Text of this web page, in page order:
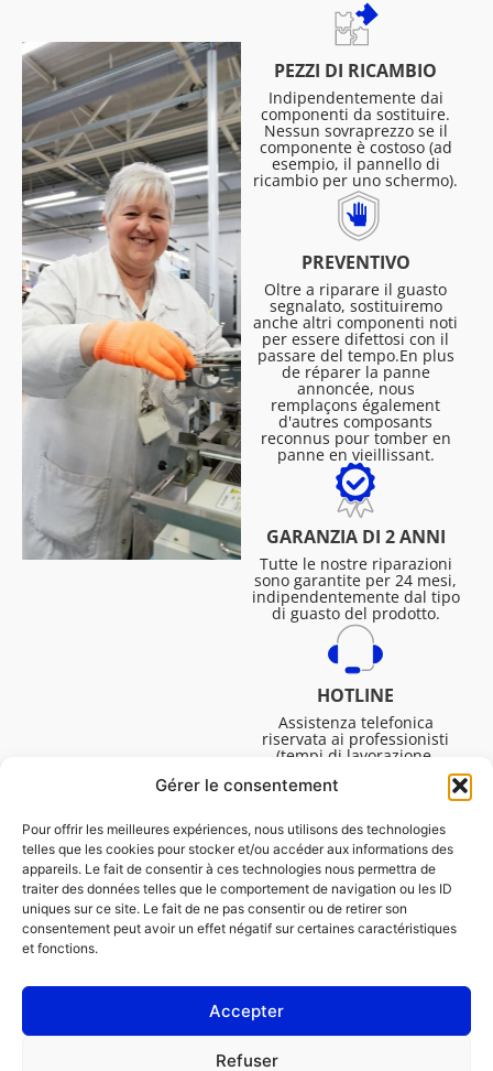
Gérer le consentement
Pour offrir les meilleures expériences, nous utilisons des technologies
telles que les cookies pour stocker et/ou accéder aux informations des
appareils. Le fait de consentir à ces technologies nous permettra de
traiter des données telles que le comportement de navigation ou les ID
uniques sur ce site. Le fait de ne pas consentir ou de retirer son
consentement peut avoir un effet négatif sur certaines caractéristiques
et fonctions.
Accepter
Refuser
PEZZI DI RICAMBIO
Indipendentemente dai
componenti da sostituire.
Nessun sovraprezzo se il
componente è costoso (ad
esempio, il pannello di
ricambio per uno schermo).
PREVENTIVO
Oltre a riparare il guasto
segnalato, sostituiremo
anche altri componenti noti
per essere difettosi con il
passare del tempo.En plus
de réparer la panne
annoncée, nous
remplaçons également
d'autres composants
reconnus pour tomber en
panne en vieillissant.
GARANZIA DI 2 ANNI
Tutte le nostre riparazioni
sono garantite per 24 mesi,
indipendentemente dal tipo
di guasto del prodotto.
HOTLINE
Assistenza telefonica
riservata ai professionisti
(tempi di lavorazione,
Dal lunedì al venerdì dalle